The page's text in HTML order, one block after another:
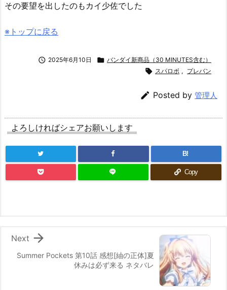
その要望を出したのもカイ少佐でした
※トップに戻る
 2025年6月10日  バンダイ新商品（30 MINUTES含む）
 スパロボ , プレバン
 Posted by 管理人
よろしければシェアお願いします
B!
Copy
Summer Pockets 第10話 感想[紬の正体]夏
休みは必ず来る ネタバレ

Next